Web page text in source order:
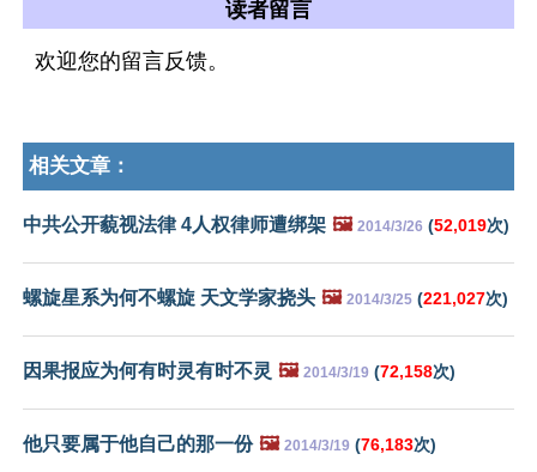
读者留言
欢迎您的留言反馈。
相关文章：
中共公开藐视法律 4人权律师遭绑架 🖼️ 2014/3/26 (52,019次)
螺旋星系为何不螺旋 天文学家挠头 🖼️ 2014/3/25 (221,027次)
因果报应为何有时灵有时不灵 🖼️ 2014/3/19 (72,158次)
他只要属于他自己的那一份 🖼️ 2014/3/19 (76,183次)